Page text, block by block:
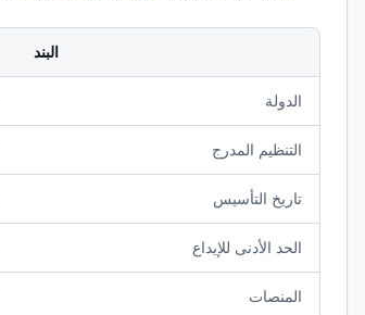
البند
الدولة
التنظيم المدرج
تاريخ التأسيس
الحد الأدنى للإيداع
المنصات